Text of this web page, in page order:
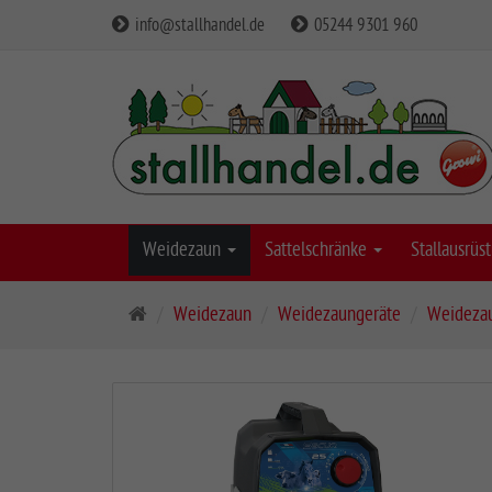
info@stallhandel.de 05244 9301 960
Weidezaun Sattelschränke
Weidezaun Weidezaungeräte